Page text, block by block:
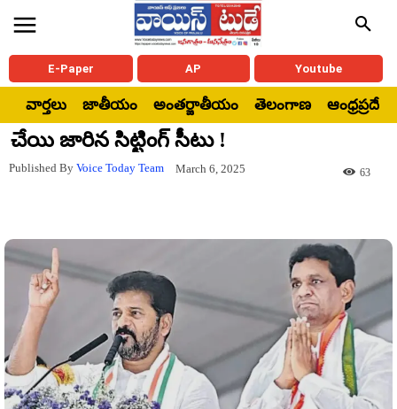
E-Paper AP Youtube
వార్తలు జాతీయం అంతర్జాతీయం తెలంగాణ ఆంధ్రప్రదేశ్
చేయి జారిన సిట్టింగ్ సీటు !
Published By Voice Today Team March 6, 2025 63